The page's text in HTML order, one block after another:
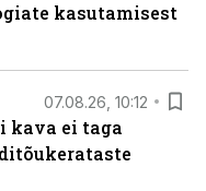
kasutamisest
07.08.26, 10:12
kava ei taga